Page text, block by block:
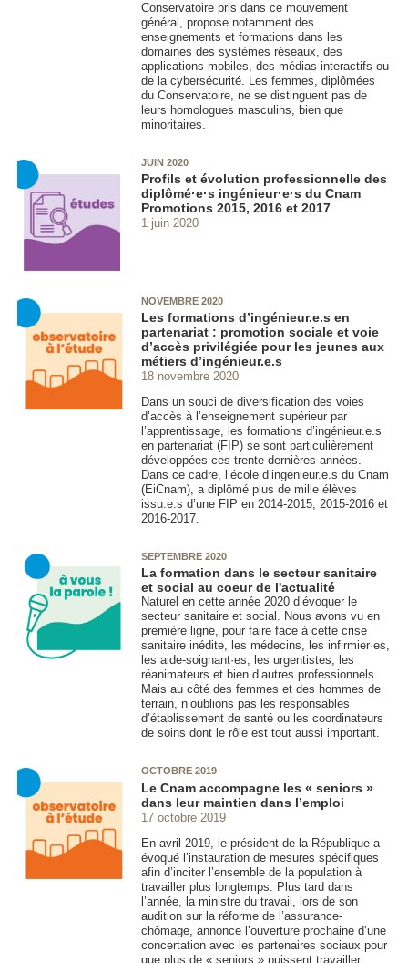
Conservatoire pris dans ce mouvement
général, propose notamment des
enseignements et formations dans les
domaines des systèmes réseaux, des
applications mobiles, des médias interactifs ou
de la cybersécurité. Les femmes, diplômées
du Conservatoire, ne se distinguent pas de
leurs homologues masculins, bien que
minoritaires.
JUIN 2020
Profils et évolution professionnelle des
diplômé·e·s ingénieur·e·s du Cnam
Promotions 2015, 2016 et 2017
1 juin 2020
NOVEMBRE 2020
Les formations d’ingénieur.e.s en
partenariat : promotion sociale et voie
d’accès privilégiée pour les jeunes aux
métiers d’ingénieur.e.s
18 novembre 2020
Dans un souci de diversification des voies
d’accès à l’enseignement supérieur par
l’apprentissage, les formations d’ingénieur.e.s
en partenariat (FIP) se sont particulièrement
développées ces trente dernières années.
Dans ce cadre, l’école d’ingénieur.e.s du Cnam
(EiCnam), a diplômé plus de mille élèves
issu.e.s d’une FIP en 2014-2015, 2015-2016 et
2016-2017.
SEPTEMBRE 2020
La formation dans le secteur sanitaire
et social au coeur de l'actualité
Naturel en cette année 2020 d’évoquer le
secteur sanitaire et social. Nous avons vu en
première ligne, pour faire face à cette crise
sanitaire inédite, les médecins, les infirmier·es,
les aide-soignant·es, les urgentistes, les
réanimateurs et bien d’autres professionnels.
Mais au côté des femmes et des hommes de
terrain, n’oublions pas les responsables
d’établissement de santé ou les coordinateurs
de soins dont le rôle est tout aussi important.
OCTOBRE 2019
Le Cnam accompagne les « seniors »
dans leur maintien dans l’emploi
17 octobre 2019
En avril 2019, le président de la République a
évoqué l’instauration de mesures spécifiques
afin d’inciter l’ensemble de la population à
travailler plus longtemps. Plus tard dans
l’année, la ministre du travail, lors de son
audition sur la réforme de l’assurance-
chômage, annonce l’ouverture prochaine d’une
concertation avec les partenaires sociaux pour
que plus de « seniors » puissent travailler.